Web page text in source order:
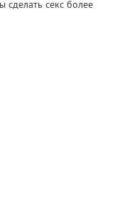
сделать секс более